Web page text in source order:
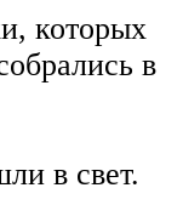
которых
в
в свет.